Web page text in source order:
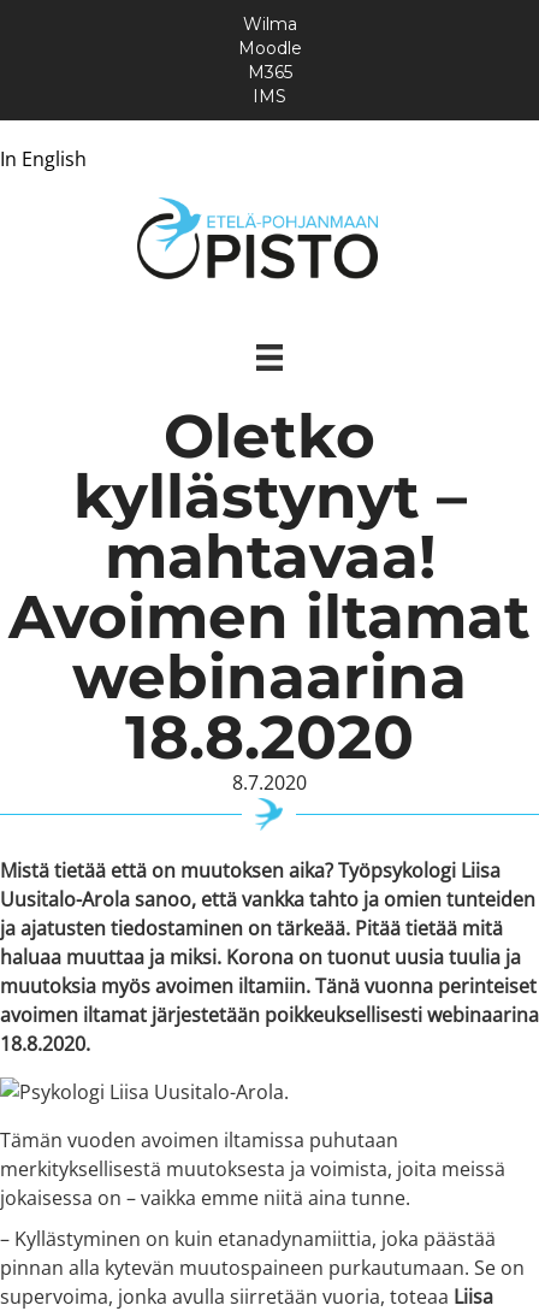
In English
Wilma
Moodle
M365
IMS
Oletko
kyllästynyt –
mahtavaa!
Avoimen iltamat
webinaarina
18.8.2020
8.7.2020
Mistä tietää että on muutoksen aika?Työpsykologi Liisa
Uusitalo-Arola sanoo, että vankka tahto ja omien tunteiden
ja ajatusten tiedostaminen on tärkeää. Pitää tietää mitä
haluaa muuttaa ja miksi. Korona on tuonut uusia tuulia ja
muutoksia myös avoimen iltamiin. Tänä vuonna perinteiset
avoimen iltamat järjestetään poikkeuksellisesti webinaarina
18.8.2020.
Tämän vuoden avoimen iltamissa puhutaan
merkityksellisestä muutoksesta ja voimista, joita meissä
jokaisessa on – vaikka emme niitä aina tunne.
– Kyllästyminen on kuin etanadynamiittia, joka päästää
pinnan alla kytevän muutospaineen purkautumaan. Se on
supervoima, jonka avulla siirretään vuoria, toteaa Liisa